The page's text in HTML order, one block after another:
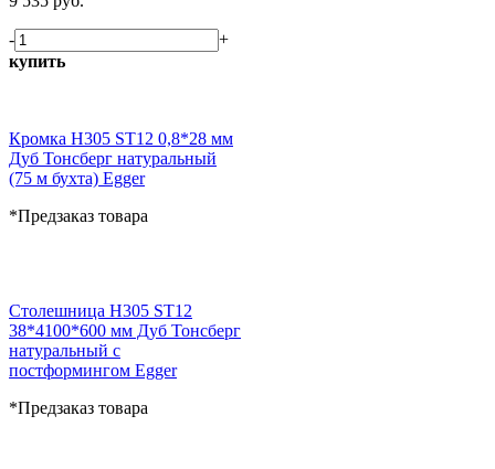
-
+
купить
Кромка H305 ST12 0,8*28 мм
Дуб Тонсберг натуральный
(75 м бухта) Egger
*Предзаказ товара
Столешница H305 ST12
38*4100*600 мм Дуб Тонсберг
натуральный с
постформингом Egger
*Предзаказ товара